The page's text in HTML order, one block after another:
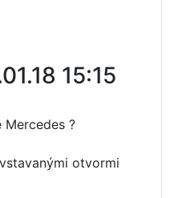
15:15
?
otvormi